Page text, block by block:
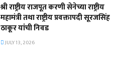
श्री राष्ट्रीय राजपूत करणी सेनेच्या राष्ट्रीय
महामंत्री तथा राष्ट्रीय प्रवक्तापदी सूरजसिंह
ठाकूर यांची निवड
JULY 13, 2026